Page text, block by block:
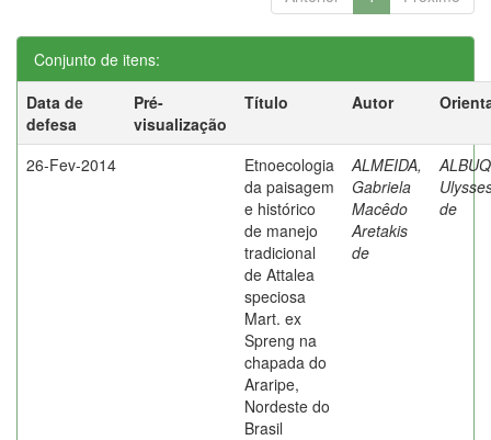
Conjunto de itens:
Data de
defesa
Pré-
visualização
Título Autor
26-Fev-2014
Etnoecologia
da paisagem
e histórico
de manejo
tradicional
de Attalea
speciosa
Mart. ex
Spreng na
chapada do
Araripe,
Nordeste do
Brasil
ALMEIDA,
Gabriela
Macêdo
Aretakis
de
de